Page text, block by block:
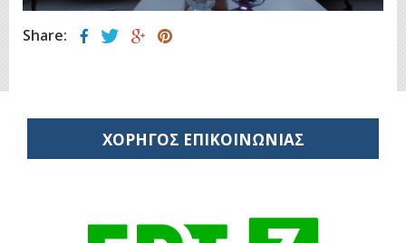
Share:
ΧΟΡΗΓΟΣ ΕΠΙΚΟΙΝΩΝΙΑΣ